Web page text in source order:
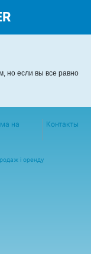
но если вы все равно
на
Контакты
і оренду